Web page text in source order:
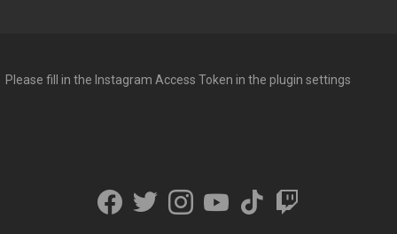
Please fill in the Instagram Access Token in the plugin settings